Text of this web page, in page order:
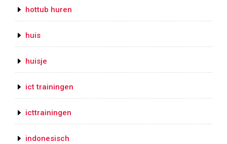
hottub huren
huis
huisje
ict trainingen
icttrainingen
indonesisch